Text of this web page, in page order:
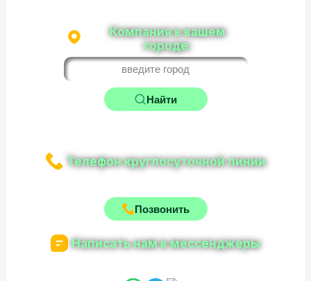
Компания в вашем
городе:
Найти
Телефон круглосуточной линии
Позвонить
Написать нам в мессенджеры